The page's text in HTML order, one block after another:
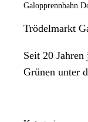
Galopprennbahn
Trödelmarkt
Seit 20
Grünen unter